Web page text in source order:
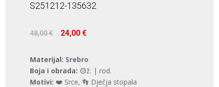
S251212-135632
48,00€ Izvorna
cijena
bila
je:
48,00 €.
24,00€
24,00 €.
Materijal: Srebro
Boja i obrada: 🟡ž. | rod.
Motivi: ❤️ Srce, 👣 Dječja stopala